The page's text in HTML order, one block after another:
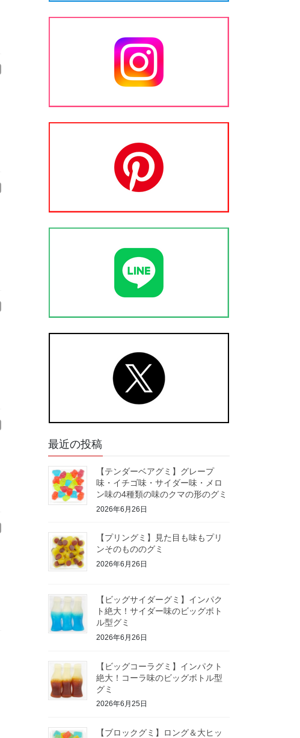
最近の投稿
【テンダーベアグミ】グレープ
味・イチゴ味・サイダー味・メロ
ン味の4種類の味のクマの形のグミ
2026年6月26日
【プリングミ】見た目も味もプリ
ンそのもののグミ
2026年6月26日
【ビッグサイダーグミ】インパク
ト絶大！サイダー味のビッグボト
ル型グミ
2026年6月26日
【ビッグコーラグミ】インパクト
絶大！コーラ味のビッグボトル型
グミ
2026年6月25日
【ブロックグミ】ロング＆大ヒッ